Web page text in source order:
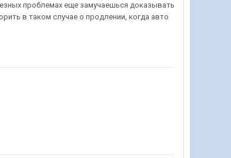
проблемах еще замучаешься доказывать
в таком случае о продлении, когда авто